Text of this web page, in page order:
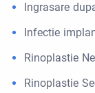
Ingrasare
Infectie
Rinoplastie
Rinoplastie